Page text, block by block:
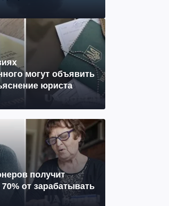
могут объявить
юриста
получит
от зарабатывать